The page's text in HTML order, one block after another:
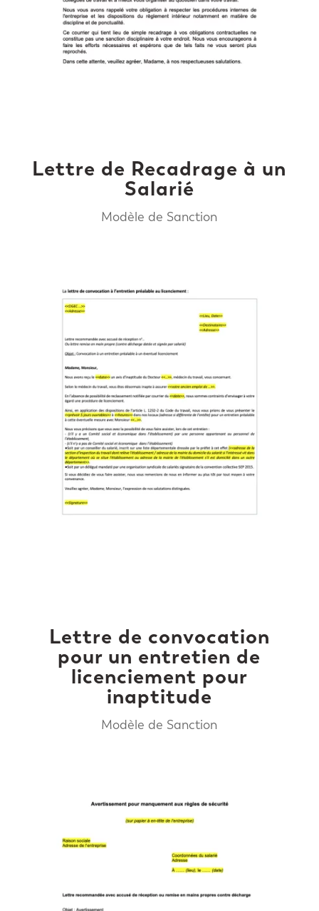
Lettre de Recadrage à un
Salarié
Modèle de Sanction
Lettre de convocation
pour un entretien de
licenciement pour
inaptitude
Modèle de Sanction